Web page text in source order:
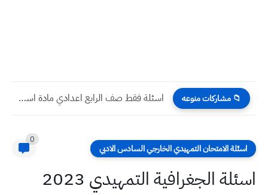
📁 مشاركات منوعه اسئلة فقط صف الرابع اعدادي مادة اسلاميه نهاية الكورس الثاني...
اسئلة الامتحان التمهيدي الخارجي السادس الادبي
0
اسئلة الجغرافية التمهيدي 2023